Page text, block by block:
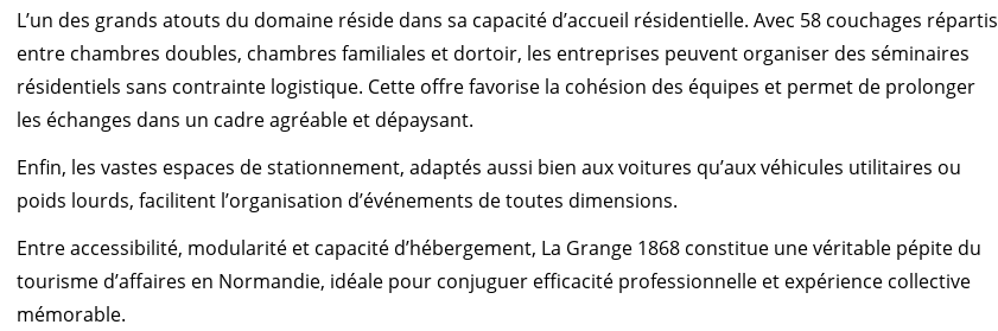
L’un des grands atouts du domaine réside dans sa capacité d’accueil résidentielle. Avec 58 couchages répartis
entre chambres doubles, chambres familiales et dortoir, les entreprises peuvent organiser des séminaires
résidentiels sans contrainte logistique. Cette offre favorise la cohésion des équipes et permet de prolonger
les échanges dans un cadre agréable et dépaysant.
Enfin, les vastes espaces de stationnement, adaptés aussi bien aux voitures qu’aux véhicules utilitaires ou
poids lourds, facilitent l’organisation d’événements de toutes dimensions.
Entre accessibilité, modularité et capacité d’hébergement, La Grange 1868 constitue une véritable pépite du
tourisme d’affaires en Normandie, idéale pour conjuguer efficacité professionnelle et expérience collective
mémorable.